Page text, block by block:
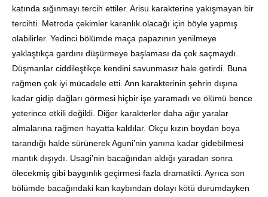
katında sığınmayı tercih ettiler. Arisu karakterine yakışmayan bir
tercihti. Metroda çekimler karanlık olacağı için böyle yapmış
olabilirler. Yedinci bölümde maça papazının yenilmeye
yaklaştıkça gardını düşürmeye başlaması da çok saçmaydı.
Düşmanlar ciddileştikçe kendini savunmasız hale getirdi. Buna
rağmen çok iyi mücadele etti. Ann karakterinin şehrin dışına
kadar gidip dağları görmesi hiçbir işe yaramadı ve ölümü bence
yeterince etkili değildi. Diğer karakterler daha ağır yaralar
almalarına rağmen hayatta kaldılar. Okçu kızın boydan boya
tarandığı halde sürünerek Aguni’nin yanına kadar gidebilmesi
mantık dışıydı. Usagi’nin bacağından aldığı yaradan sonra
ölecekmiş gibi baygınlık geçirmesi fazla dramatikti. Ayrıca son
bölümde bacağındaki kan kaybından dolayı kötü durumdayken